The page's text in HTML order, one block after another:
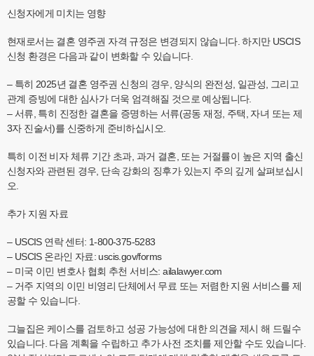
신청자에게 미치는 영향
현재로서는 결혼 ​​영주권 자격 규정은 변경되지 않습니다. 하지만 USCIS
신청 환경은 다음과 같이 변화할 수 있습니다.
– 특히 2025년 결혼 영주권 신청의 경우, 양식의 완전성, 일관성, 그리고
관계 증빙에 대한 심사가 더욱 엄격해질 것으로 예상됩니다.
– 서류, 특히 진정한 결혼을 증명하는 서류(공동 재정, 주택, 자녀 또는 제
3자 진술서)를 신중하게 준비하십시오.
특히 이전 비자 체류 기간 초과, 과거 결혼, 또는 거절률이 높은 지역 출신
신청자와 관련된 경우, 단속 강화의 징후가 있는지 주의 깊게 살펴보십시
오.
추가 지원 자료
– USCIS 연락 센터: 1-800-375-5283
– USCIS 온라인 자료: uscis.gov/forms
– 미국 이민 변호사 협회 추천 서비스: ailalawyer.com
– 거주 지역의 이민 비영리 단체에서 무료 또는 저렴한 지원 서비스를 제
공할 수 있습니다.
그늘집은 케이스를 검토하고 성공 가능성에 대한 의견을 제시 해 드릴수
있습니다. 다음 계획을 수립하고 추가 사전 조치를 제안할 수도 있습니다.